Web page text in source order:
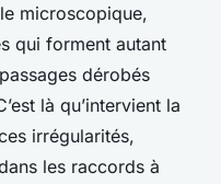
microscopique,
qui forment autant
dérobés
là qu’intervient la
irrégularités,
les raccords à